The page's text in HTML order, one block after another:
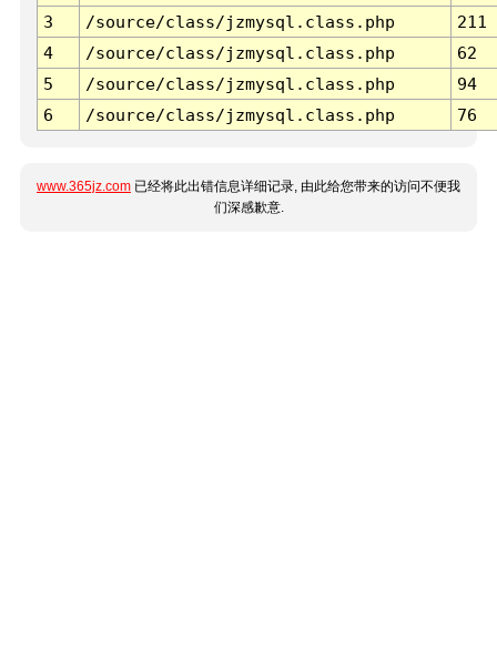
3 /source/class/jzmysql.class.php
211
4
/source/class/jzmysql.class.php
62
5
/source/class/jzmysql.class.php
94
6
/source/class/jzmysql.class.php 76
www.365jz.com 已经将此出错信息详细记录, 由此给您带来的访问不便我
们深感歉意.